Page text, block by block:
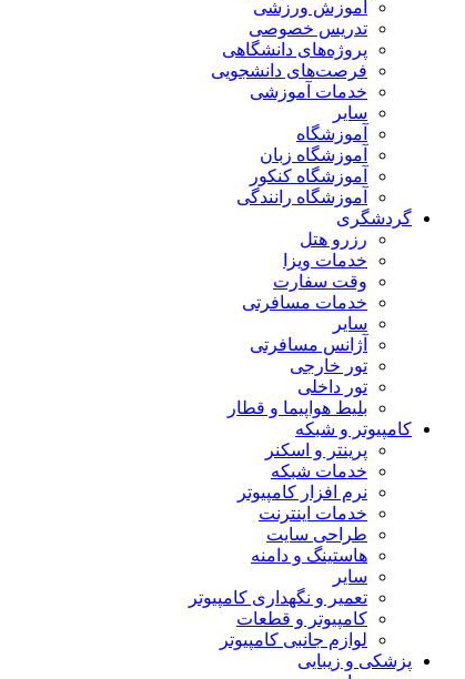
آموزش ورزشی
تدریس خصوصی
پروژه‌های دانشگاهی
فرصت‌های دانشجویی
خدمات آموزشی
سایر
آموزشگاه
آموزشگاه زبان
آموزشگاه کنکور
آموزشگاه رانندگی
گردشگری
رزرو هتل
خدمات ویزا
وقت سفارت
خدمات مسافرتی
سایر
آژانس مسافرتی
تور خارجی
تور داخلی
بلیط هواپیما و قطار
کامپیوتر و شبکه
پرینتر و اسکنر
خدمات شبکه
نرم افزار کامپیوتر
خدمات اینترنت
طراحی سایت
هاستینگ و دامنه
سایر
تعمیر و نگهداری کامپیوتر
کامپیوتر و قطعات
لوازم جانبی کامپیوتر
پزشکی و زیبایی